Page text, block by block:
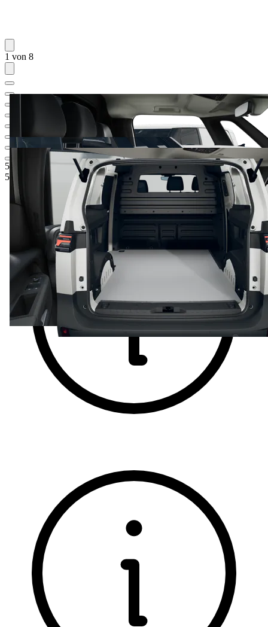
1 von 8
55.473,73 €
Listenneupreis
51.970,13 €2